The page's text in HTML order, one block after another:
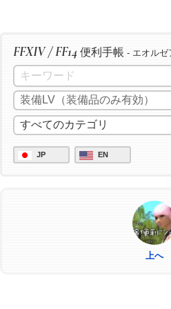
FFXIV / FF14 便利手帳 - エオルゼ
JP EN
上へ